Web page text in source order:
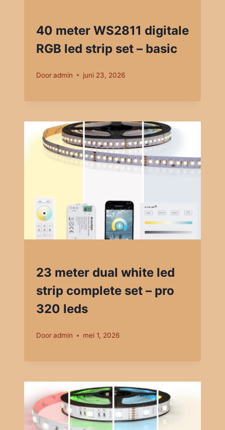
40 meter WS2811 digitale
RGB led strip set – basic
Dooradmin juni 23, 2026
23 meter dual white led
strip complete set – pro
320 leds
Dooradmin mei 1, 2026